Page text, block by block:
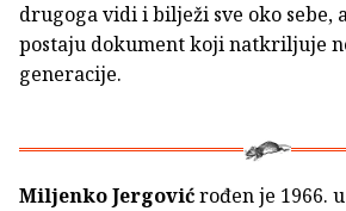
drugoga vidi i bilježi sve oko sebe,
postaju dokument koji natkriljuje
generacije.
Miljenko Jergovićrođen je 1966.